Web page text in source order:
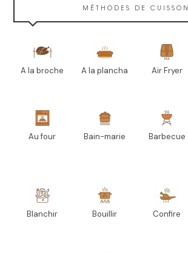
MÉTHODES DE CUISSON
A la broche A la plancha Air Fryer
Au four Bain-marie Barbecue
Blanchir Bouillir Confire